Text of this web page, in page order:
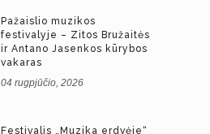
Pažaislio muzikos
festivalyje – Zitos Bružaitės
ir Antano Jasenkos kūrybos
vakaras
04 rugpjūčio, 2026
Festivalis „Muzika erdvėje“